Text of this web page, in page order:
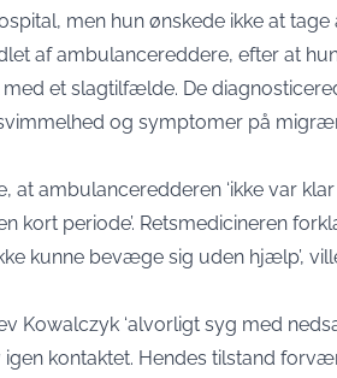
men hun ønskede ikke at tage
af ambulancereddere, efter at
et slagtilfælde. De
og symptomer på
at ambulanceredderen ‘ikke var klar
periode’. Retsmedicineren
kunne bevæge sig uden hjælp’,
Kowalczyk ‘alvorligt syg med
kontaktet. Hendes tilstand